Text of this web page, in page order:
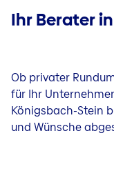
Ihr Berater
Ob privater
für Ihr
Königsbach-Stein
und Wünsche